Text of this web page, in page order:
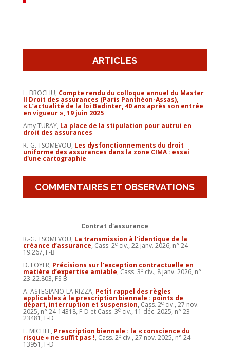
ARTICLES
L. BROCHU, Compte rendu du colloque annuel du Master
II Droit des assurances (Paris Panthéon-Assas),
« L’actualité de la loi Badinter, 40 ans après son entrée
en vigueur »,19 juin 2025
Amy TURAY, La place de la stipulation pour autrui en
droit des assurances
R.-G. TSOMEVOU, Les dysfonctionnements du droit
uniforme des assurances dans la zone CIMA : essai
d'une cartographie
COMMENTAIRES ET OBSERVATIONS
Contrat d'assurance
R.-G. TSOMEVOU, La transmission à l’identique de la
créance d’assurance, Cass. 2eciv., 22 janv. 2026, n° 24-
19.267, F-B
D. LOYER, Précisions sur l’exception contractuelle en
matière d’expertise amiable, Cass. 3eciv., 8 janv. 2026, n°
23-22.803, FS-B
A. ASTEGIANO-LA RIZZA, Petit rappel des règles
applicables à la prescription biennale : points de
départ, interruption et suspension, Cass. 2eciv., 27 nov.
2025, n° 24-14318, F-D et Cass. 3eciv., 11 déc. 2025, n° 23-
23481, F-D
F. MICHEL, Prescription biennale : la « conscience du
risque » ne suffit pas !, Cass. 2eciv., 27 nov. 2025, n° 24-
13951, F-D